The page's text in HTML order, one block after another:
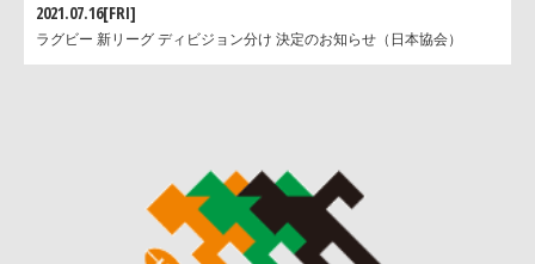
2021.07.16[FRI]
ラグビー 新リーグ ディビジョン分け 決定のお知らせ（日本協会）